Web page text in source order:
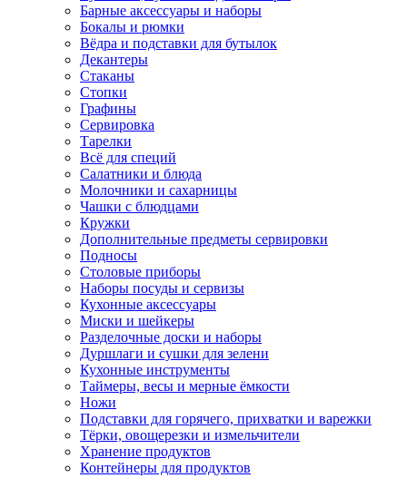
Барные аксессуары и наборы
Бокалы и рюмки
Вёдра и подставки для бутылок
Декантеры
Стаканы
Стопки
Графины
Сервировка
Тарелки
Всё для специй
Салатники и блюда
Молочники и сахарницы
Чашки с блюдцами
Кружки
Дополнительные предметы сервировки
Подносы
Столовые приборы
Наборы посуды и сервизы
Кухонные аксессуары
Миски и шейкеры
Разделочные доски и наборы
Дуршлаги и сушки для зелени
Кухонные инструменты
Таймеры, весы и мерные ёмкости
Ножи
Подставки для горячего, прихватки и варежки
Тёрки, овощерезки и измельчители
Хранение продуктов
Контейнеры для продуктов